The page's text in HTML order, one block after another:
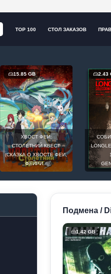
TOP 100 СТОЛ ЗАКАЗОВ
15.85 GB
ХВОСТ ФЕИ:
СТОЛЕТНИЙ КВЕСТ
(СКАЗКА О ХВОСТЕ ФЕИ,
ФЕЙРИ...
2.43
Подмена /
1.42 GB